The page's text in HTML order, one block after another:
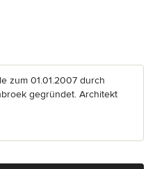
von 5 Sternen
zum 01.01.2007 durch
gegründet. Architekt